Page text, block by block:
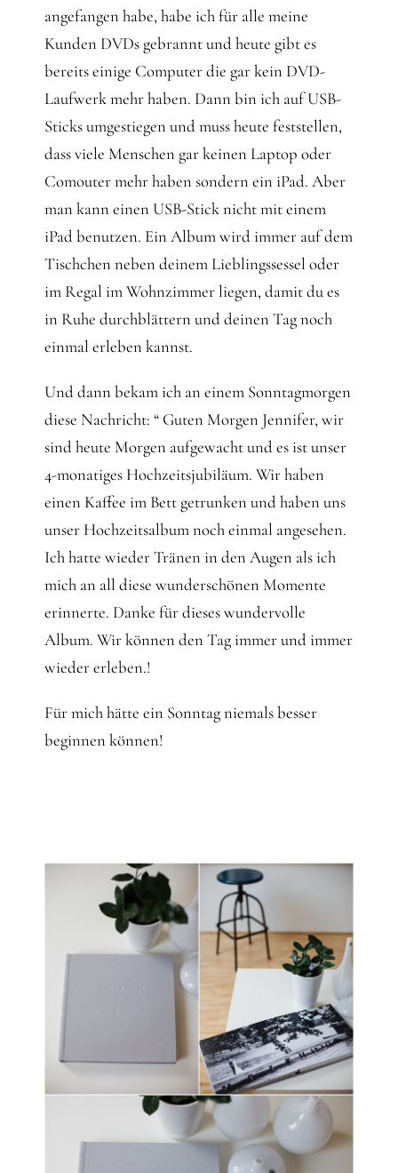
angefangen habe, habe ich für alle meine
Kunden DVDs gebrannt und heute gibt es
bereits einige Computer die gar kein DVD-
Laufwerk mehr haben. Dann bin ich auf USB-
Sticks umgestiegen und muss heute feststellen,
dass viele Menschen gar keinen Laptop oder
Comouter mehr haben sondern ein iPad. Aber
man kann einen USB-Stick nicht mit einem
iPad benutzen. Ein Album wird immer auf dem
Tischchen neben deinem Lieblingssessel oder
im Regal im Wohnzimmer liegen, damit du es
in Ruhe durchblättern und deinen Tag noch
einmal erleben kannst.
Und dann bekam ich an einem Sonntagmorgen
diese Nachricht: “ Guten Morgen Jennifer, wir
sind heute Morgen aufgewacht und es ist unser
4-monatiges Hochzeitsjubiläum. Wir haben
einen Kaffee im Bett getrunken und haben uns
unser Hochzeitsalbum noch einmal angesehen.
Ich hatte wieder Tränen in den Augen als ich
mich an all diese wunderschönen Momente
erinnerte. Danke für dieses wundervolle
Album. Wir können den Tag immer und immer
wieder erleben.!
Für mich hätte ein Sonntag niemals besser
beginnen können!